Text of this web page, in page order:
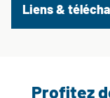
Liens &
Profitez